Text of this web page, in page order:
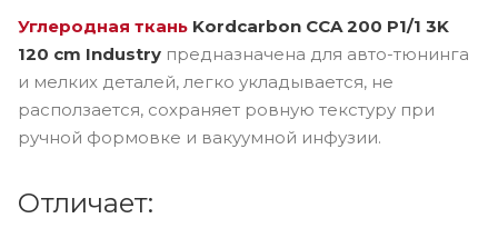
Углеродная ткань Kordcarbon CCA 200 P1/1 3K
120 cm Industry предназначена для авто-тюнинга
и мелких деталей, легко укладывается, не
расползается, сохраняет ровную текстуру при
ручной формовке и вакуумной инфузии.
Отличает: